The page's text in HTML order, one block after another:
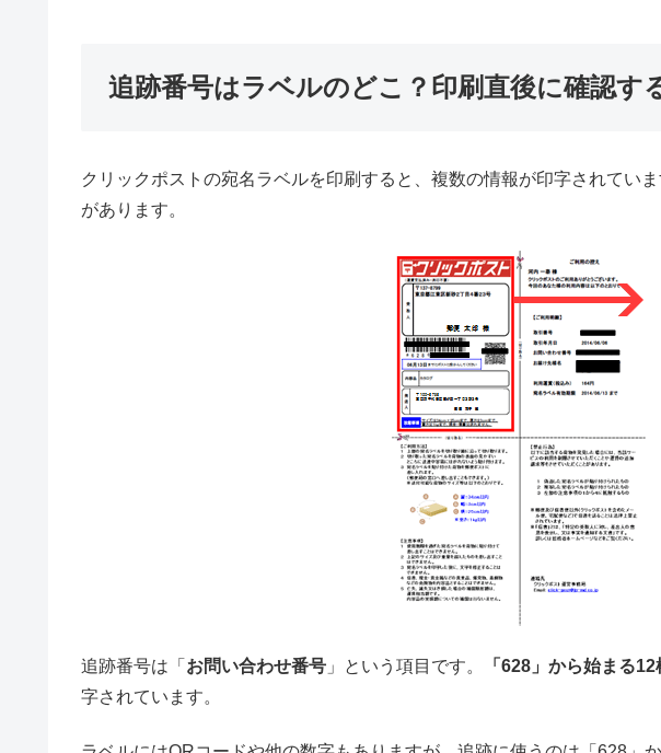
追跡番号はラベルのどこ？印刷直後に確認す
クリックポストの宛名ラベルを印刷すると、複数の情報が印字されてい
があります。
追跡番号は「 お問い合わせ番号 」という項目です。 「628」から始まる
字されています。